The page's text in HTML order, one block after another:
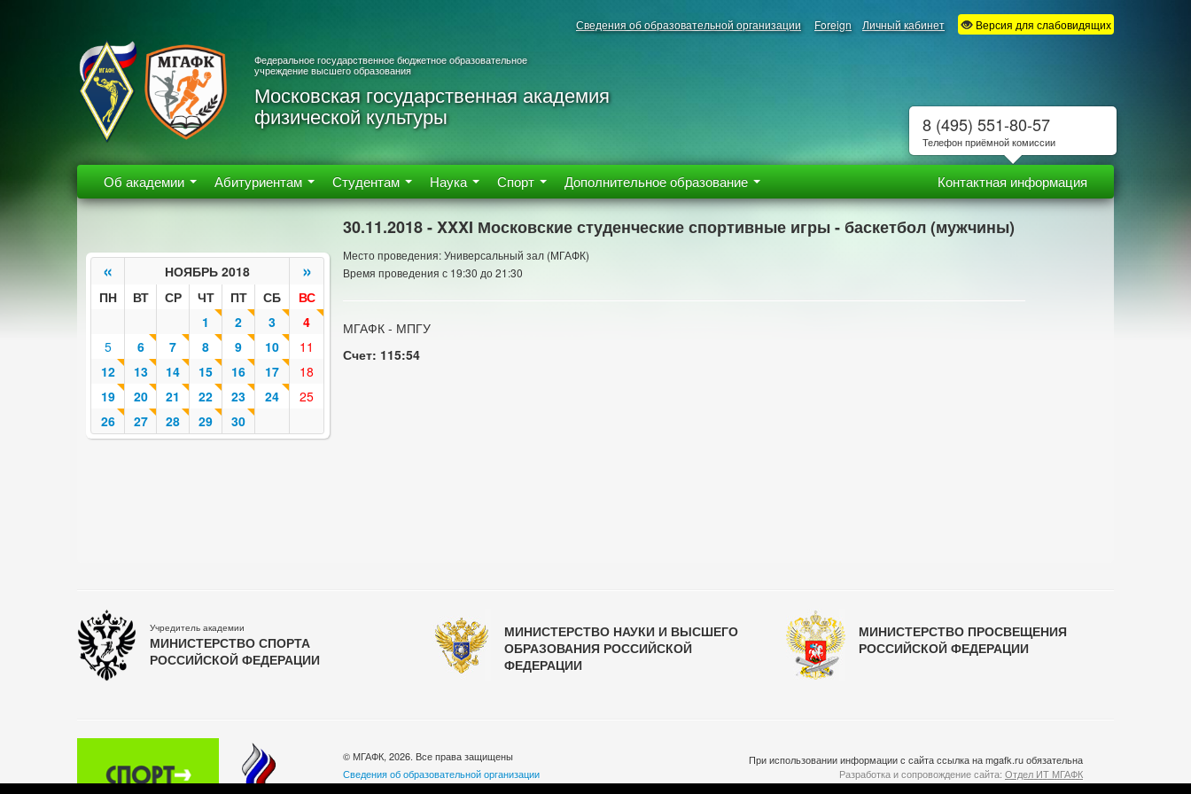
Сведения об образовательной организации Foreign Личный кабинет Версия для слабовидящих
Федеральное государственное бюджетное образовательное
учреждение высшего образования
Московская государственная академия
физической культуры
Об академии Абитуриентам Студентам Наука Спорт Дополнительное образование Контактная информация
« НОЯБРЬ 2018 »
ПН ВТ СР ЧТ ПТ СБ
ВС
1
2 3
4
5
6 7 8 9 10
11
12
13 14 15 16 17
18
19
20 21 22 23 24
25
26
27 28 29 30
30.11.2018 - XXXI Московские студенческие спортивные игры - баскетбол (мужчины)
Место проведения: Универсальный зал (МГАФК)
Время проведения с 19:30 до 21:30
МГАФК - МПГУ
Счет: 115:54
Учредитель академии
МИНИСТЕРСТВО СПОРТА
РОССИЙСКОЙ ФЕДЕРАЦИИ
МИНИСТЕРСТВО НАУКИ И ВЫСШЕГО
ОБРАЗОВАНИЯ РОССИЙСКОЙ
ФЕДЕРАЦИИ
МИНИСТЕРСТВО ПРОСВЕЩЕНИЯ
РОССИЙСКОЙ ФЕДЕРАЦИИ
© МГАФК, 2026. Все права защищены
Сведения об образовательной организации
При использовании информации с сайта ссылка на mgafk.ru обязательна
Разработка и сопровождение сайта: Отдел ИТ МГАФК
Система управления контентом:temeshov.ru
8 (495) 551-80-57
Телефон приёмной комиссии